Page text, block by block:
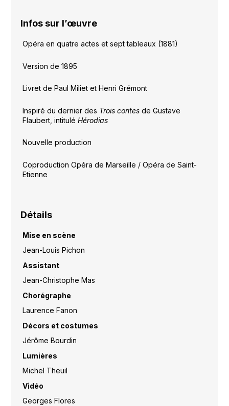
Infos sur l’œuvre
Opéra en quatre actes et sept tableaux (1881)
Version de 1895
Livret de Paul Miliet et Henri Grémont
Inspiré du dernier des Trois contes de Gustave
Flaubert, intitulé Hérodias
Nouvelle production
Coproduction Opéra de Marseille / Opéra de Saint-
Etienne
Détails
Mise en scène
Jean-Louis Pichon
Assistant
Jean-Christophe Mas
Chorégraphe
Laurence Fanon
Décors et costumes
Jérôme Bourdin
Lumières
Michel Theuil
Vidéo
Georges Flores